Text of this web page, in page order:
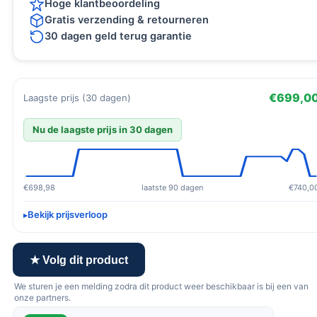
Hoge klantbeoordeling
Gratis verzending & retourneren
30 dagen geld terug garantie
Laagste prijs (30 dagen)
Nu de laagste prijs in 30 dagen
€698,98 laatste 90 dagen
Bekijk prijsverloop
★ Volg dit product
We sturen je een melding zodra dit product weer beschikbaar is bij een van
onze partners.